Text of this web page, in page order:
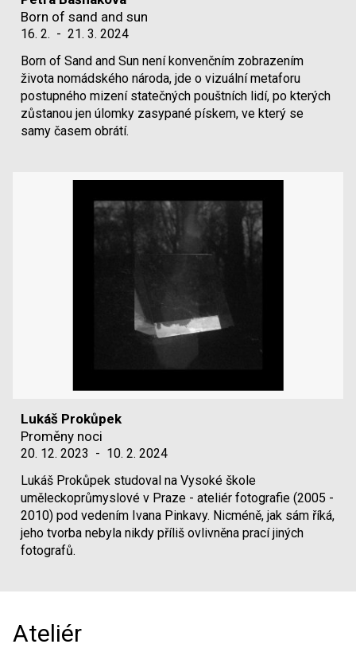
Born of sand and sun
16. 2. - 21. 3. 2024
Born of Sand and Sun není konvenčním zobrazením
života nomádského národa, jde o vizuální metaforu
postupného mizení statečných pouštních lidí, po kterých
zůstanou jen úlomky zasypané pískem, ve který se
samy časem obrátí.
Lukáš Prokůpek
Proměny noci
20. 12. 2023 - 10. 2. 2024
Lukáš Prokůpek studoval na Vysoké škole
uměleckoprůmyslové v Praze - ateliér fotografie (2005 -
2010) pod vedením Ivana Pinkavy. Nicméně, jak sám říká,
jeho tvorba nebyla nikdy příliš ovlivněna prací jiných
fotografů.
Ateliér